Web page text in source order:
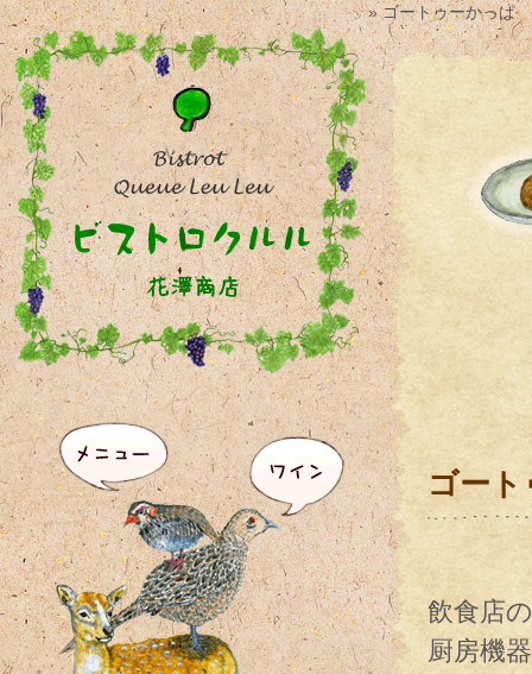
» ゴートゥーかっぱ
ゴー
飲食店
厨房機